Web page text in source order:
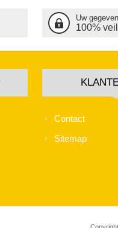
Uw
100%
Contact
Sitemap